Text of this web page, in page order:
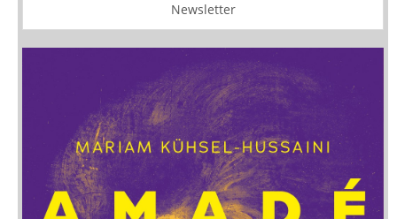
Newsletter